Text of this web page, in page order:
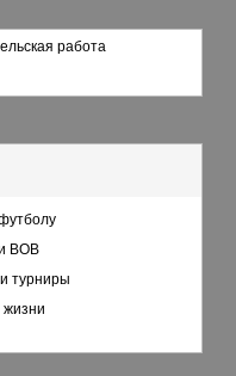
работа
ВОВ
турниры
жизни